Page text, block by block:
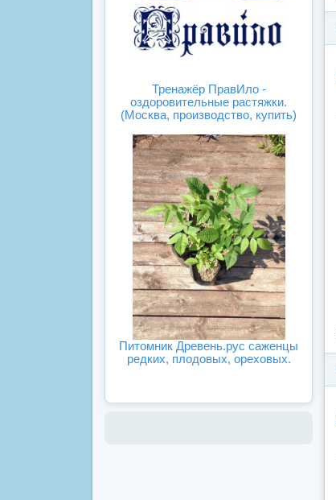
Тренажёр ПравИло -
оздоровительные растяжки.
(Москва, производство, купить)
Питомник Древень.рус саженцы
редких, плодовых, ореховых.